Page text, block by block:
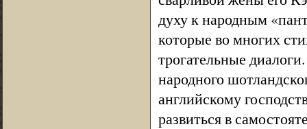
духу к народным
которые во многих
трогательные
народного
английскому
развиться в